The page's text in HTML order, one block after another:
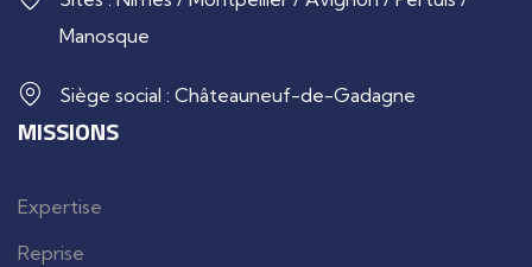
Manosque
Siège social : Châteauneuf-de-Gadagne
MISSIONS
Expertise
Reprise